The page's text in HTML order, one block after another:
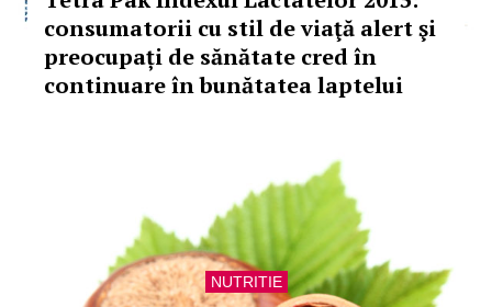
consumatorii cu stil de viaţă alert şi
preocupați de sănătate cred în
continuare în bunătatea laptelui
NUTRITIE